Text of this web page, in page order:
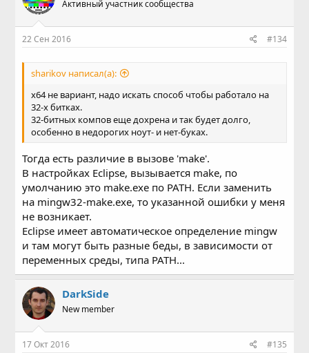
Активный участник сообщества
22 Сен 2016 #134
sharikov написал(а):
x64 не вариант, надо искать способ чтобы работало на
32-х битках.
32-битных компов еще дохрена и так будет долго,
особенно в недорогих ноут- и нет-буках.
Тогда есть различие в вызове 'make'.
В настройках Eclipse, вызывается make, по
умолчанию это make.exe по PATH. Если заменить
на mingw32-make.exe, то указанной ошибки у меня
не возникает.
Eclipse имеет автоматическое определение mingw
и там могут быть разные беды, в зависимости от
переменных среды, типа PATH...
DarkSide
New member
17 Окт 2016 #135